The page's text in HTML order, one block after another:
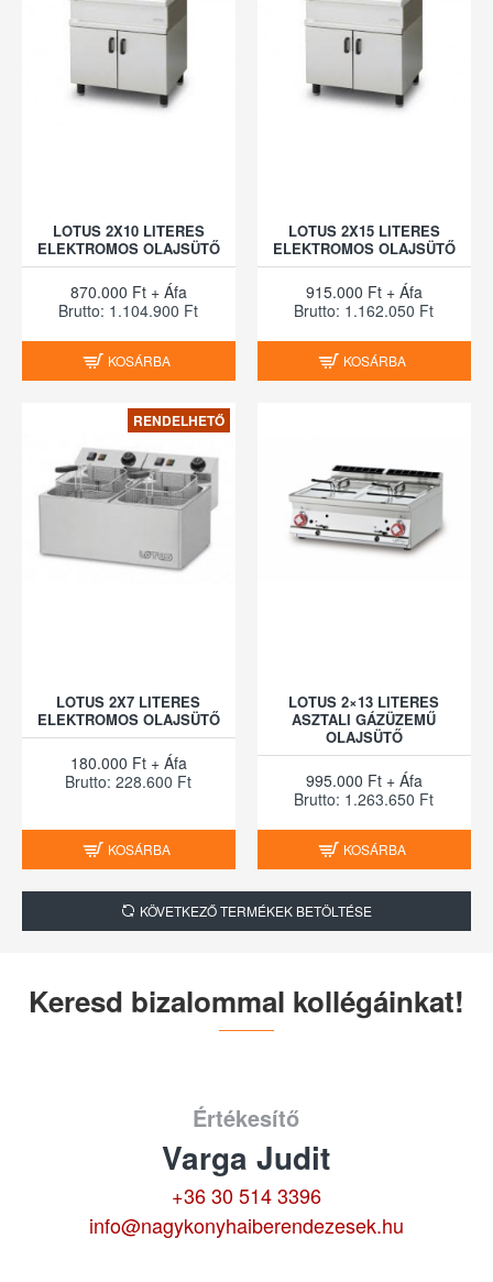
LOTUS 2X10 LITERES
ELEKTROMOS OLAJSÜTŐ
870.000 Ft + Áfa
Brutto: 1.104.900 Ft
KOSÁRBA
LOTUS 2X15 LITERES
ELEKTROMOS OLAJSÜTŐ
915.000 Ft + Áfa
Brutto: 1.162.050 Ft
KOSÁRBA
RENDELHETŐ
LOTUS 2X7 LITERES
ELEKTROMOS OLAJSÜTŐ
180.000 Ft + Áfa
Brutto: 228.600 Ft
KOSÁRBA
LOTUS 2×13 LITERES
ASZTALI GÁZÜZEMŰ
OLAJSÜTŐ
995.000 Ft + Áfa
Brutto: 1.263.650 Ft
KOSÁRBA
KÖVETKEZŐ TERMÉKEK BETÖLTÉSE
Keresd bizalommal kollégáinkat!
Értékesítő
Varga Judit
+36 30 514 3396
info@nagykonyhaiberendezesek.hu